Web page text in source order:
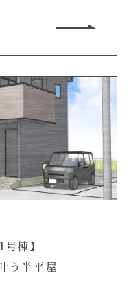
棟】
う半平屋